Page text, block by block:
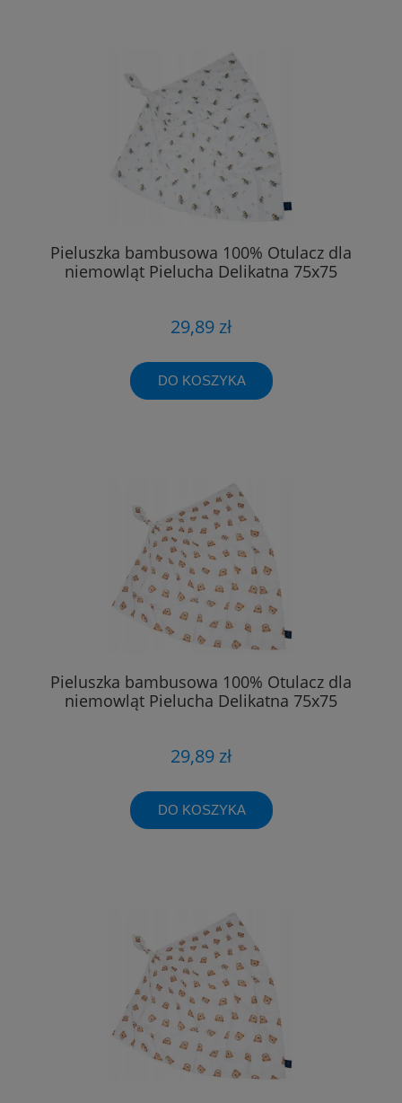
Pieluszka bambusowa 100% Otulacz dla
niemowląt Pielucha Delikatna 75x75
29,89 zł
DO KOSZYKA
Pieluszka bambusowa 100% Otulacz dla
niemowląt Pielucha Delikatna 75x75
29,89 zł
DO KOSZYKA